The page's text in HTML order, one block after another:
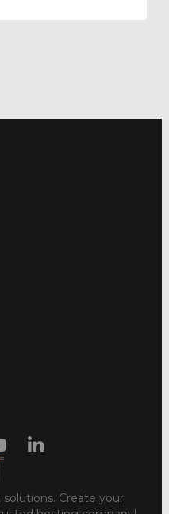
Create your